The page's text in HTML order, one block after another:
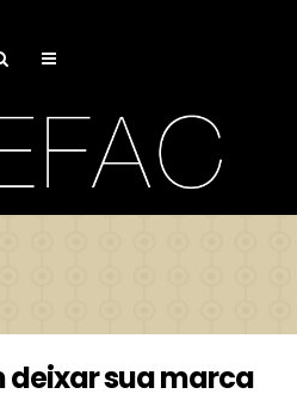
deixar sua marca